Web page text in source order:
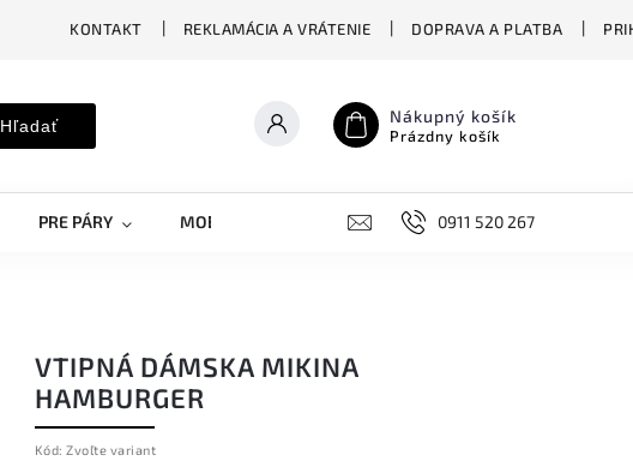
KONTAKT REKLAMÁCIA A VRÁTENIE DOPRAVA A PLATBA
Hľadať Nákupný košík
Prázdny košík
PRE PÁRY MOBILNÉ KRYTY DOPLNKY STREET
0911 520 267
VTIPNÁ DÁMSKA MIKINA
HAMBURGER
Kód: Zvoľte variant